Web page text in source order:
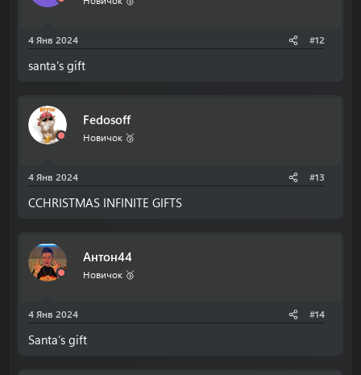
4 Янв 2024 #12
santa's gift
Fedosoff
Новичок 🥉
4 Янв 2024 #13
CCHRISTMAS INFINITE GIFTS
Антон44
Новичок 🥉
4 Янв 2024 #14
Santa’s gift